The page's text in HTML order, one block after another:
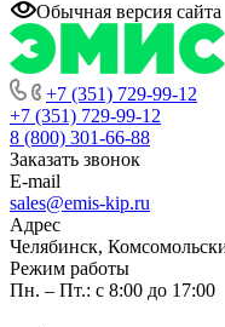
Обычная версия сайта
+7 (351) 729-99-12
+7 (351) 729-99-12
8 (800) 301-66-88
Заказать звонок
E-mail
sales@emis-kip.ru
Адрес
Челябинск,
Режим работы
Пн. – Пт.: с 8:00 до 17:00